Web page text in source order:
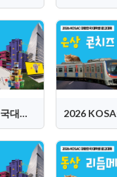
2026 KOSAC 전국대회 은상 (궤도키즈)